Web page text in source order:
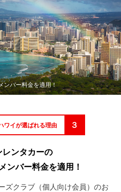
ワイが選ばれる理由 ３
レンタカーの
ンバー料金を適用！
ズクラブ（個人向け会員）のお
ンバー料金を適用！